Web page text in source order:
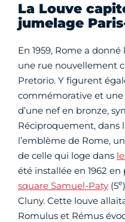
La Louve
jumelage
En 1959, Rome a
une rue nouvellement
Pretorio. Y figurent
commémorative et
d’une nef en bronze,
Réciproquement, dans
l’emblème de Rome,
de celle qui loge dans
été installée en 1962
square Samuel-Paty (5e
Cluny. Cette louve
Romulus et Rémus